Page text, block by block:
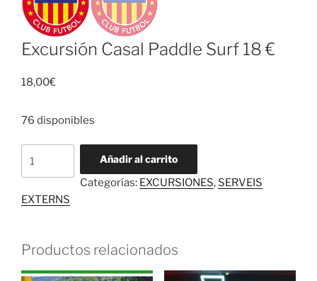
Excursión Casal Paddle Surf 18 €
18,00€
76 disponibles
Casal
Surf
cantidad
Añadir al carrito
Categorías: EXCURSIONES, SERVEIS
EXTERNS
Productos relacionados